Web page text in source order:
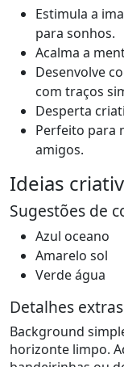
Estimula a
para sonhos.
Acalma a
Desenvolve
com traços
Desperta
Perfeito para
amigos.
Ideias
Sugestões de
Azul oceano
Amarelo sol
Verde água
Detalhes extras
Background
horizonte limpo.